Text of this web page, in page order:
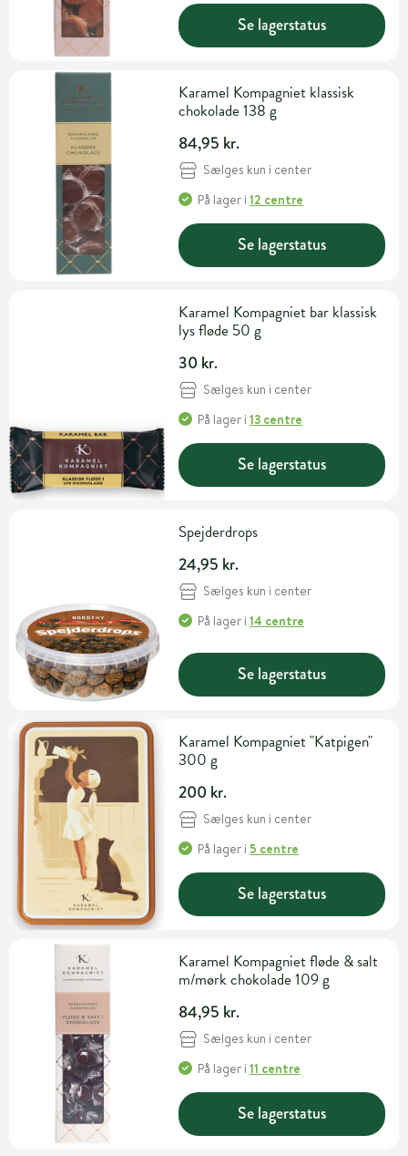
Se lagerstatus
Karamel Kompagniet klassisk
chokolade 138 g
84,95 kr.
Sælges kun i center
På lager i12 centre
Se lagerstatus
Karamel Kompagniet bar klassisk
lys fløde 50 g
30 kr.
Sælges kun i center
På lager i13 centre
Se lagerstatus
Spejderdrops
24,95 kr.
Sælges kun i center
På lager i14 centre
Se lagerstatus
Karamel Kompagniet "Katpigen"
300 g
200 kr.
Sælges kun i center
På lager i5 centre
Se lagerstatus
Karamel Kompagniet fløde & salt
m/mørk chokolade 109 g
84,95 kr.
Sælges kun i center
På lager i11 centre
Se lagerstatus